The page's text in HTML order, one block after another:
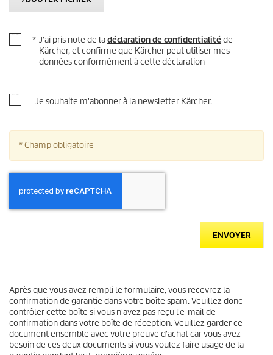
* J'ai pris note de ladéclaration de confidentialité de
Kärcher, et confirme que Kärcher peut utiliser mes
données conformément à cette déclaration
Je souhaite m'abonner à la newsletter Kärcher.
* Champ obligatoire
ENVOYER
Après que vous avez rempli le formulaire, vous recevrez la
confirmation de garantie dans votre boîte spam. Veuillez donc
contrôler cette boîte si vous n'avez pas reçu l'e-mail de
confirmation dans votre boîte de réception. Veuillez garder ce
document ensemble avec votre preuve d'achat car vous avez
besoin de ces deux documents si vous voulez faire usage de la